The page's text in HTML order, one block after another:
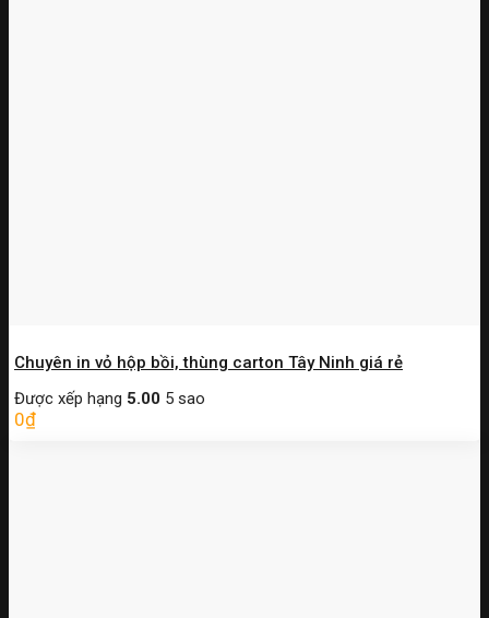
Chuyên in vỏ hộp bồi, thùng carton Tây Ninh giá rẻ
Được xếp hạng 5.00 5 sao
0₫